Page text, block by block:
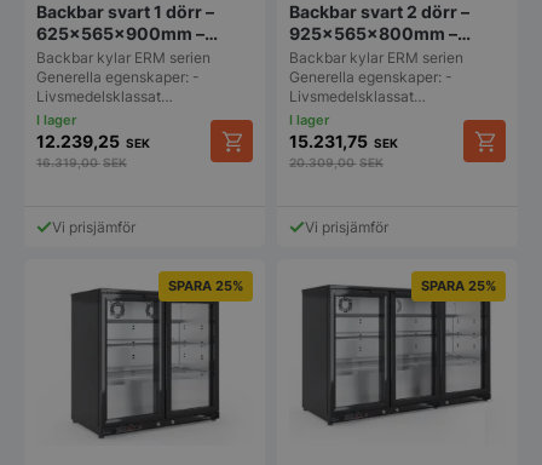
Backbar svart 1 dörr –
625x565x900mm –
Fagor
Backbar kylar ERM serien
Generella egenskaper: -
Livsmedelsklassat…
12.239,25 SEK
16.319,00SEK
Vi prisjämför
Backbar svart 2 dörr –
925x565x800mm –
Fagor
Backbar kylar ERM serien
Generella egenskaper: -
Livsmedelsklassat…
15.231,75 SEK
20.309,00SEK
Vi prisjämför
SPARA 25% SPARA 25%